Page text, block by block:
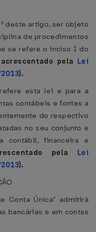
deste artigo, ser objeto
de procedimentos
se refere o inciso I do
pela Lei
).
esta lei e para a
contábeis e fontes a
do respectivo
no seu conjunto e
contábil, financeira e
pela Lei
).
Conta Única" admitirá
bancárias e em contas